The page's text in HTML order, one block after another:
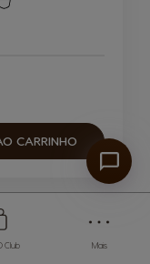
CARRINHO
Club Mais